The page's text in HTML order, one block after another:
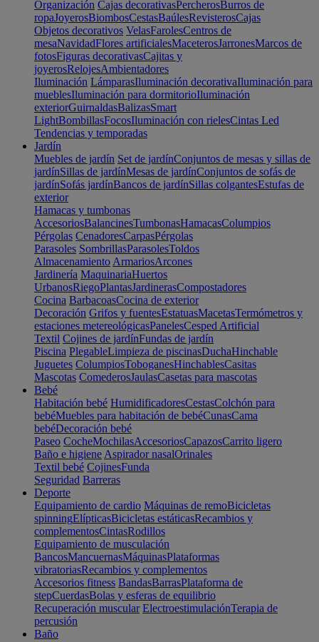
Organización Cajas decorativasPercherosBurros de
ropaJoyerosBiombosCestasBaúlesRevisterosCajas
Objetos decorativos VelasFarolesCentros de
mesaNavidadFlores artificialesMaceterosJarronesMarcos de
fotosFiguras decorativasCajitas y
joyerosRelojesAmbientadores
Iluminación LámparasIluminación decorativaIluminación para
mueblesIluminación para dormitorioIluminación
exteriorGuirnaldasBalizasSmart
LightBombillasFocosIluminación con rielesCintas Led
Tendencias y temporadas
Jardín
Muebles de jardín Set de jardínConjuntos de mesas y sillas de
jardínSillas de jardínMesas de jardínConjuntos de sofás de
jardínSofás jardínBancos de jardínSillas colgantesEstufas de
exterior
Hamacas y tumbonas
AccesoriosBalancinesTumbonasHamacasColumpios
Pérgolas CenadoresCarpasPérgolas
Parasoles SombrillasParasolesToldos
Almacenamiento ArmariosArcones
Jardinería MaquinariaHuertos
UrbanosRiegoPlantasJardinerasCompostadores
Cocina BarbacoasCocina de exterior
Decoración Grifos y fuentesEstatuasMacetasTermómetros y
estaciones metereológicasPanelesCesped Artificial
Textil Cojines de jardínFundas de jardín
Piscina PlegableLimpieza de piscinasDuchaHinchable
Juguetes ColumpiosToboganesHinchablesCasitas
Mascotas ComederosJaulasCasetas para mascotas
Bebé
Habitación bebé HumidificadoresCestasColchón para
bebéMuebles para habitación de bebéCunasCama
bebéDecoración bebé
Paseo CocheMochilasAccesoriosCapazosCarrito ligero
Baño e higiene Aspirador nasalOrinales
Textil bebé CojinesFunda
Seguridad Barreras
Deporte
Equipamiento de cardio Máquinas de remoBicicletas
spinningElípticasBicicletas estáticasRecambios y
complementosCintasRodillos
Equipamiento de musculación
BancosMancuernasMáquinasPlataformas
vibratoriasRecambios y complementos
Accesorios fitness BandasBarrasPlataforma de
stepCuerdasBolas y esferas de equilibrio
Recuperación muscular ElectroestimulaciónTerapia de
percusión
Baño